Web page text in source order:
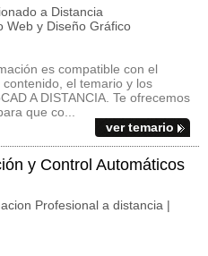
a Distancia
Web y Diseño Gráfico
es compatible con el
el temario y los
A DISTANCIA. Te ofrecemos
que co...
ver temario
y Control Automáticos
Profesional a distancia |